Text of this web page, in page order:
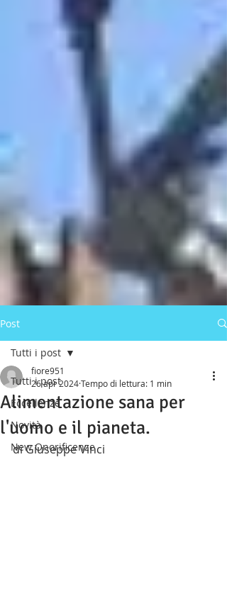
Post
Tutti i post
Eccellenze
Novità
New Onorificenze
Tutti i post
Alimentazione sana per
l'uomo e il pianeta.
fiore951
26 apr 2024Tempo di lettura: 1 min
di Giuseppe Vinci